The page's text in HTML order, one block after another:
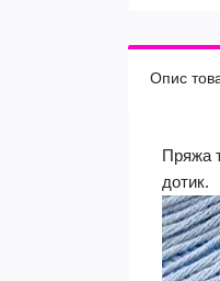
Опис
Пряжа
дотик.